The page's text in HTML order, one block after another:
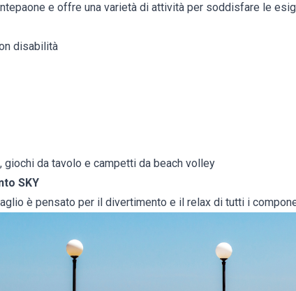
e offre una varietà di attività per soddisfare le
disabilità
giochi da tavolo e campetti da beach volley
SKY
è pensato per il divertimento e il relax di tutti i